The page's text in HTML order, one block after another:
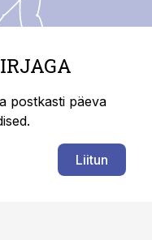
postkasti päeva
Liitun